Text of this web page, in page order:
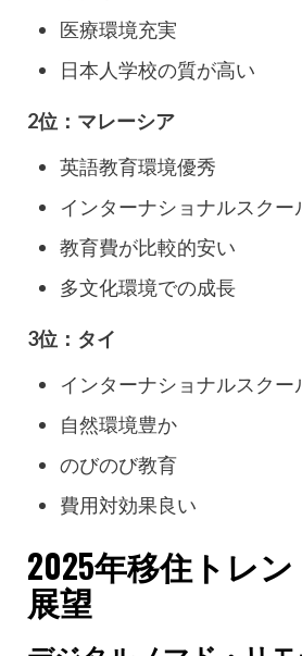
医療環境充実
日本人学校の質が高い
2位：マレーシア
英語教育環境優秀
インターナショナルスクー
教育費が比較的安い
多文化環境での成長
3位：タイ
インターナショナルスクー
自然環境豊か
のびのび教育
費用対効果良い
2025年移住トレ
展望